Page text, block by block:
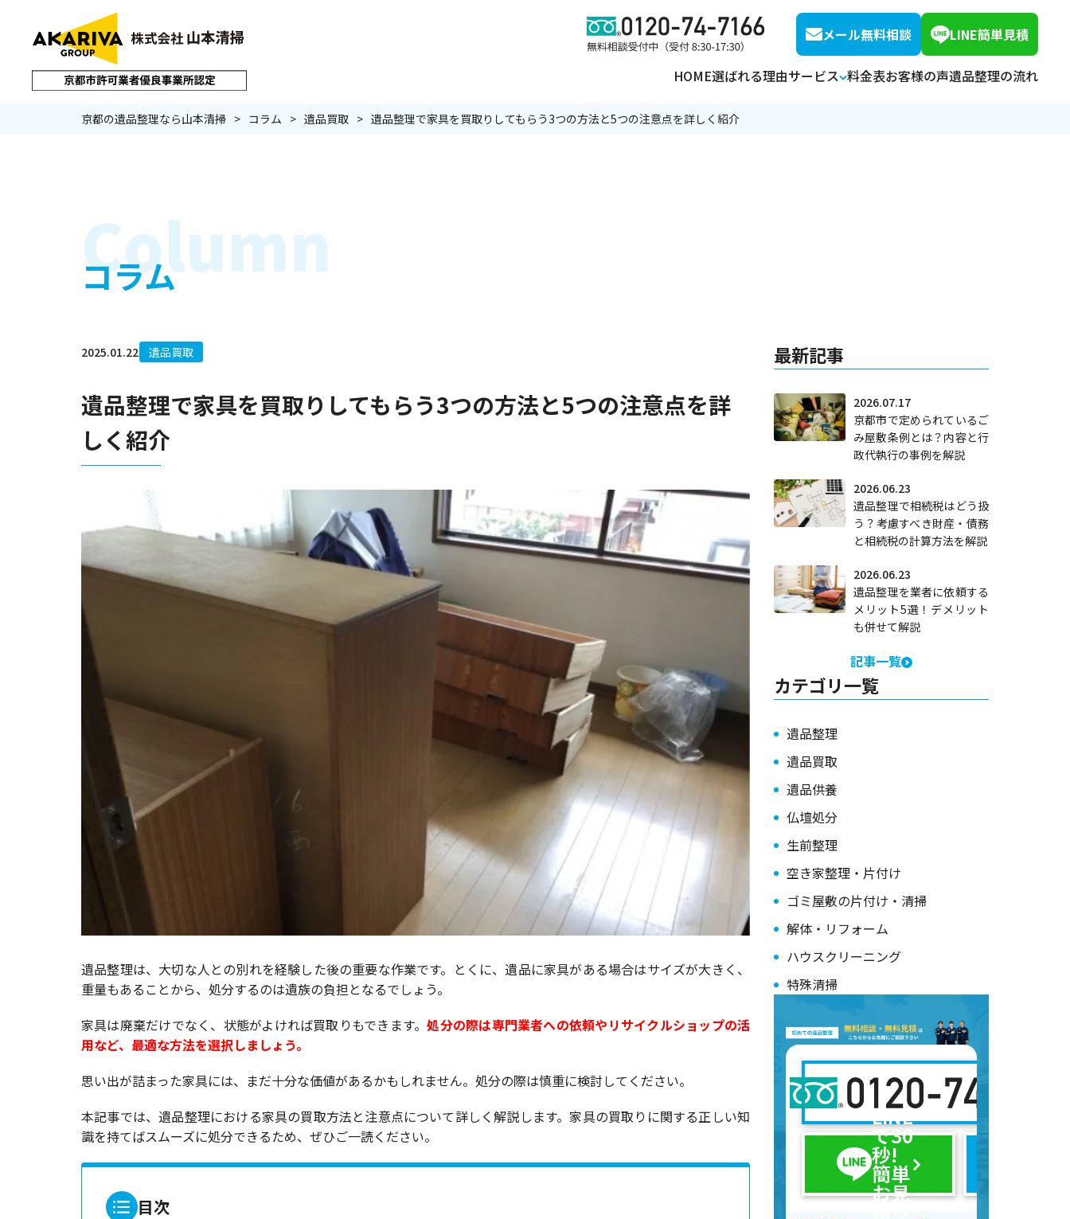
メール無料相談 LINE簡単見積
HOME選ばれる理由サービス
サービストップ
料金表お客様の声遺品整理の流れ
京都の遺品整理なら山本清掃 コラム 遺品買取 遺品整理で家具を買取りしてもらう3つの方法と5つの注意点を詳しく紹介
Column
コラム
2025.01.22 遺品買取
遺品整理で家具を買取りしてもらう3つの方法と5つの注意点を詳
しく紹介
遺品整理は、大切な人との別れを経験した後の重要な作業です。とくに、遺品に家具がある場合はサイズが大きく、
重量もあることから、処分するのは遺族の負担となるでしょう。
家具は廃棄だけでなく、状態がよければ買取りもできます。処分の際は専門業者への依頼やリサイクルショップの活
用など、最適な方法を選択しましょう。
思い出が詰まった家具には、まだ十分な価値があるかもしれません。処分の際は慎重に検討してください。
本記事では、遺品整理における家具の買取方法と注意点について詳しく解説します。家具の買取りに関する正しい知
識を持てばスムーズに処分できるため、ぜひご一読ください。
目次
最新記事
2026.07.17
京都市で定められているご
み屋敷条例とは？内容と行
政代執行の事例を解説
2026.06.23
遺品整理で相続税はどう扱
う？考慮すべき財産・債務
と相続税の計算方法を解説
2026.06.23
遺品整理を業者に依頼する
メリット5選！デメリット
も併せて解説
記事一覧
カテゴリ一覧
遺品整理
遺品買取
遺品供養
仏壇処分
生前整理
空き家整理・片付け
ゴミ屋敷の片付け・清掃
解体・リフォーム
ハウスクリーニング
特殊清掃
LINE
で30
秒!
簡単
お見